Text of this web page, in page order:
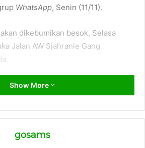
WhatsApp, Senin (11/11).
dikebumikan besok, Selasa
Jalan AW Sjahranie Gang
telah 2 periode duduk di Gedung
Daerah Pemilihan (Dapil) Palaran-
Sarlena Layuk menjabat sebagai
Show More
gosams